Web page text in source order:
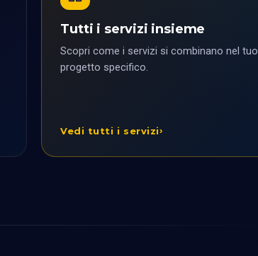
Tutti i servizi insieme
Scopri come i servizi si combinano nel tuo
progetto specifico.
Vedi tutti i servizi